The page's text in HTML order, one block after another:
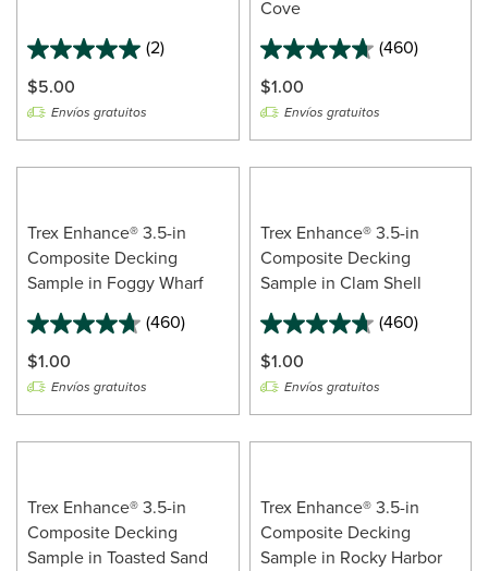
(2)
5.0
out
of
5
stars.
2
$5.00
Envíos gratuitos
Cove
(460)
$1.00
Envíos gratuitos
Trex Enhance® 3.5-in
Composite Decking
Sample in Foggy Wharf
(460)
$1.00
Envíos gratuitos
Trex Enhance® 3.5-in
Composite Decking
Sample in Clam Shell
(460)
$1.00
Envíos gratuitos
Trex Enhance® 3.5-in
Composite Decking
Sample in Toasted Sand
Trex Enhance® 3.5-in
Composite Decking
Sample in Rocky Harbor